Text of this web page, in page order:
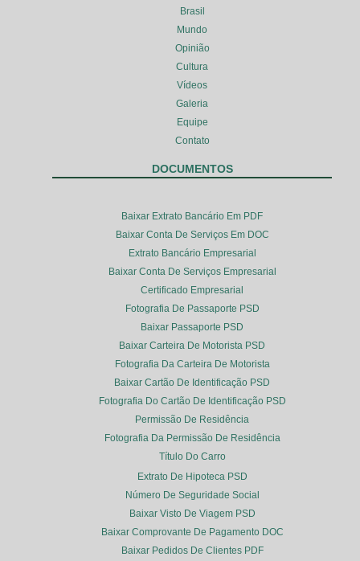
Brasil
Mundo
Opinião
Cultura
Vídeos
Galeria
Equipe
Contato
DOCUMENTOS
Baixar Extrato Bancário Em PDF
Baixar Conta De Serviços Em DOC
Extrato Bancário Empresarial
Baixar Conta De Serviços Empresarial
Certificado Empresarial
Fotografia De Passaporte PSD
Baixar Passaporte PSD
Baixar Carteira De Motorista PSD
Fotografia Da Carteira De Motorista
Baixar Cartão De Identificação PSD
Fotografia Do Cartão De Identificação PSD
Permissão De Residência
Fotografia Da Permissão De Residência
Título Do Carro
Extrato De Hipoteca PSD
Número De Seguridade Social
Baixar Visto De Viagem PSD
Baixar Comprovante De Pagamento DOC
Baixar Pedidos De Clientes PDF